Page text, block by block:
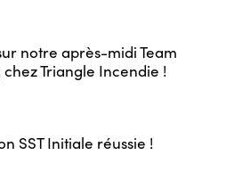
notre après-midi Team
Triangle Incendie !
SST Initiale réussie !